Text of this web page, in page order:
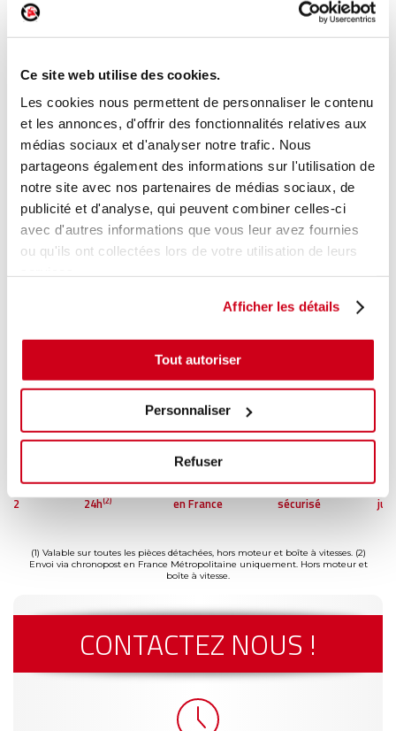
Ce site web utilise des cookies.
Les cookies nous permettent de personnaliser le contenu
et les annonces, d'offrir des fonctionnalités relatives aux
médias sociaux et d'analyser notre trafic. Nous
partageons également des informations sur l'utilisation de
notre site avec nos partenaires de médias sociaux, de
publicité et d'analyse, qui peuvent combiner celles-ci
avec d'autres informations que vous leur avez fournies
ou qu'ils ont collectées lors de votre utilisation de leurs
Afficher les détails
Tout autoriser
Personnaliser
Refuser
Feu arrière droit
Réf. constructeur :93193680
Modèle de provenance
Caractéristiques techniques
En stock 22,00 € TTC
AJOUTER AU PANIER
2
Livraison dès
24h(2)
Reconditionné
en France
Paiement
sécurisé
(1) Valable sur toutes les pièces détachées, hors moteur et boîte à vitesses. (2)
Envoi via chronopost en France Métropolitaine uniquement. Hors moteur et
boîte à vitesse.
CONTACTEZ NOUS !